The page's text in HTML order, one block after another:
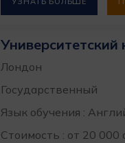
Лондон
Государственный
Язык обучения :
Стоимость : от 20 000